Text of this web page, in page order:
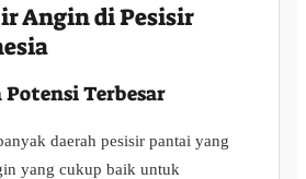
Angin di Pesisir
Potensi Terbesar
daerah pesisir pantai yang
yang cukup baik untuk